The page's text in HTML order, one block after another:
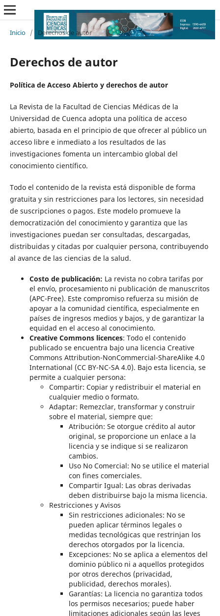
Inicio / Derechos de autor
Derechos de autor
Política de Acceso Abierto y derechos de autor
La Revista de la Facultad de Ciencias Médicas de la
Universidad de Cuenca adopta una política de acceso
abierto, basada en el principio de que ofrecer al público un
acceso libre e inmediato a los resultados de las
investigaciones fomenta un intercambio global del
conocimiento científico.
Todo el contenido de la revista está disponible de forma
gratuita y sin restricciones para los lectores, sin necesidad
de suscripciones o pagos. Este modelo promueve la
democratización del conocimiento y garantiza que las
investigaciones puedan ser consultadas, descargadas,
distribuidas y citadas por cualquier persona, contribuyendo
al avance de las ciencias de la salud.
Costo de publicación: La revista no cobra tarifas por
el envío, procesamiento ni publicación de manuscritos
(APC-Free). Este compromiso refuerza su misión de
apoyar a la comunidad científica, especialmente en
países de ingresos medios y bajos, y de garantizar la
equidad en el acceso al conocimiento.
Creative Commons licences: Todo el contenido
publicado se encuentra bajo una licencia Creative
Commons Attribution-NonCommercial-ShareAlike 4.0
International (CC BY-NC-SA 4.0). Bajo esta licencia, se
permite a cualquier persona:
Compartir: Copiar y redistribuir el material en
cualquier medio o formato.
Adaptar: Remezclar, transformar y construir
sobre el material, siempre que:
Atribución: Se otorgue crédito al autor
original, se proporcione un enlace a la
licencia y se indique si se realizaron
cambios.
Uso No Comercial: No se utilice el material
con fines comerciales.
Compartir Igual: Las obras derivadas
deben distribuirse bajo la misma licencia.
Restricciones y Avisos
Sin restricciones adicionales: No se
pueden aplicar términos legales o
medidas tecnológicas que restrinjan los
derechos otorgados por la licencia.
Excepciones: No se aplica a elementos del
dominio público ni a aquellos protegidos
por otros derechos (privacidad,
publicidad, derechos morales).
Garantías: La licencia no garantiza todos
los permisos necesarios; puede haber
limitaciones adicionales según las leyes